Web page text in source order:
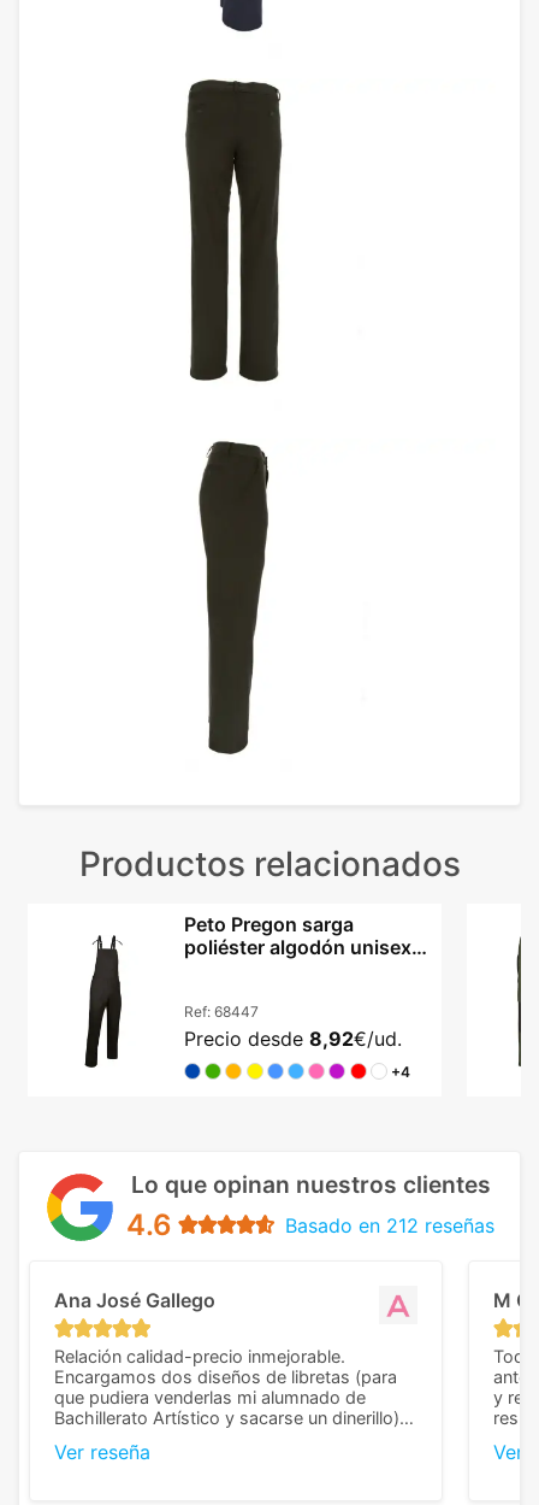
Productos relacionados
Peto Pregon sarga
poliéster algodón unisex
Ref: 68447
Precio desde 8,92€/ud.
+4
Lo que opinan nuestros clientes
4.6 Basado en 212 reseñas
Ana José Gallego
Relación calidad-precio inmejorable.
Encargamos dos diseños de libretas (para
que pudiera venderlas mi alumnado de
Bachillerato Artístico y sacarse un dinerillo) y
diferencia, con libretas de muy buena calidad
Ver reseña
M C
Todo
y
Ver